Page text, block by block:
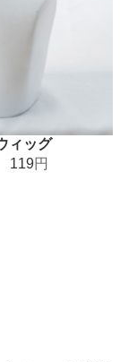
ィッグ
119円